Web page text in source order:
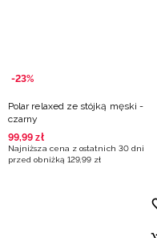
-23%
Polar relaxed ze stójką męski -
czarny
99,99 zł
Najniższa cena z ostatnich 30 dni
przed obniżką 129,99 zł